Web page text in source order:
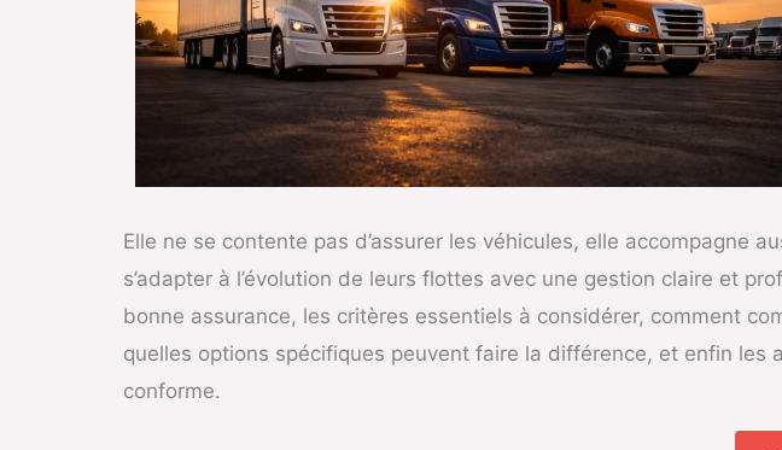
Elle ne se contente pas d’assurer les véhicules, elle accompagne
s’adapter à l’évolution de leurs flottes avec une gestion claire et
bonne assurance, les critères essentiels à considérer, comment
quelles options spécifiques peuvent faire la différence, et enfin
conforme.